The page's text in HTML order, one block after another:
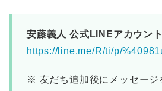
安藤義人 公式LINEアカウント
https://line.me/R/ti/p/
※ 友だち追加後にメッセージ